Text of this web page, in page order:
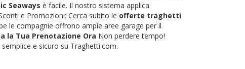
Seaways è facile. Il nostro sistema applica
e Promozioni: Cerca subito le offerte traghetti
le compagnie offrono ampie aree garage per il
la Tua Prenotazione Ora Non perdere tempo!
e sicuro su Traghetti.com.